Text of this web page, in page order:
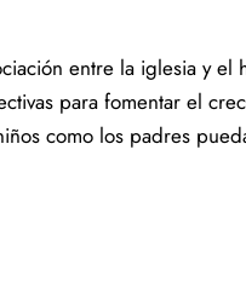
entre la iglesia y
para fomentar el
como los padres